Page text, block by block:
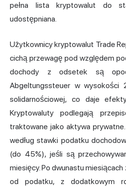
pełna lista kryptowalut do
udostępniana.
Użytkownicy kryptowalut Trade
cichą przewagę pod względem
dochody z odsetek są
Abgeltungssteuer w wysokości
solidarnościowej, co daje
Kryptowaluty podlegają
traktowane jako aktywa
według stawki podatku
(do 45%), jeśli są
miesięcy. Po dwunastu miesiącach
od podatku, z dodatkowym